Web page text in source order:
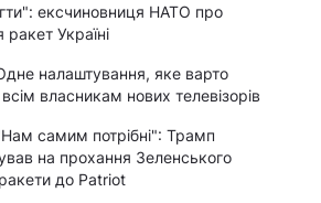
ексчиновниця НАТО про
ракет Україні
налаштування, яке варто
всім власникам нових телевізорів
самим потрібні": Трамп
на прохання Зеленського
до Patriot